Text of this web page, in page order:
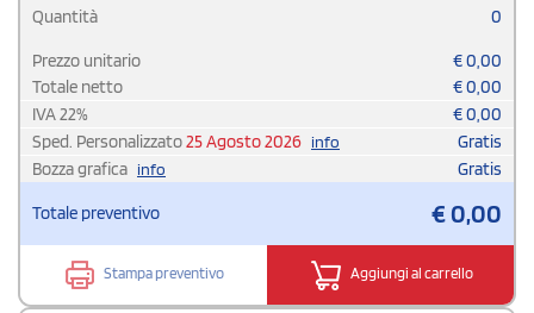
Quantità 0
Prezzo unitario €0,00
Totale netto
€0,00
IVA22% €0,00
Sped. Personalizzato25 Agosto 2026 info
Gratis
Bozza grafica info Gratis
Totale preventivo €0,00
Stampa preventivo Aggiungi al carrello